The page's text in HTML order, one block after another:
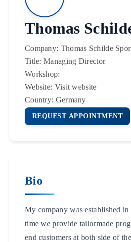
Thomas
Company: Thomas Schilde
Title: Managing Director
Workshop:
Website: Visit website
Country: Germany
REQUEST APPOINTMENT
Bio
My company was established
time we provide tailormade
end customers at both side of